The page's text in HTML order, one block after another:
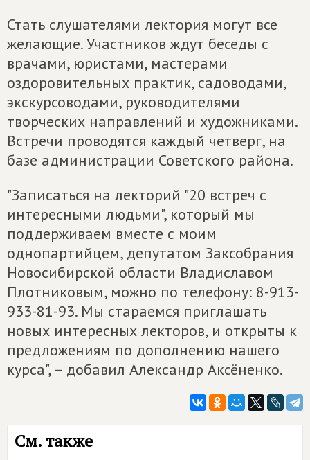
Стать слушателями лектория могут все
желающие. Участников ждут беседы с
врачами, юристами, мастерами
оздоровительных практик, садоводами,
экскурсоводами, руководителями
творческих направлений и художниками.
Встречи проводятся каждый четверг, на
базе администрации Советского района.
"Записаться на лекторий "20 встреч с
интересными людьми", который мы
поддерживаем вместе с моим
однопартийцем, депутатом Заксобрания
Новосибирской области Владиславом
Плотниковым, можно по телефону: 8-913-
933-81-93. Мы стараемся приглашать
новых интересных лекторов, и открыты к
предложениям по дополнению нашего
курса", – добавил Александр Аксёненко.
См. также